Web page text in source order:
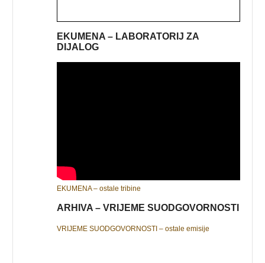
EKUMENA – LABORATORIJ ZA
DIJALOG
EKUMENA – ostale tribine
ARHIVA – VRIJEME SUODGOVORNOSTI
VRIJEME SUODGOVORNOSTI – ostale emisije